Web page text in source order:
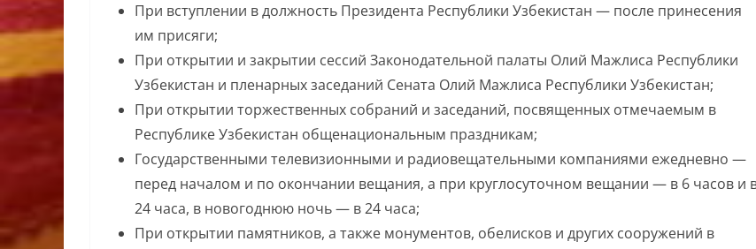
При вступлении в должность Президента Республики Узбекистан — после принесения
им присяги;
При открытии и закрытии сессий Законодательной палаты Олий Мажлиса Республики
Узбекистан и пленарных заседаний Сената Олий Мажлиса Республики Узбекистан;
При открытии торжественных собраний и заседаний, посвященных отмечаемым в
Республике Узбекистан общенациональным праздникам;
Государственными телевизионными и радиовещательными компаниями ежедневно —
перед началом и по окончании вещания, а при круглосуточном вещании — в 6 часов и
24 часа, в новогоднюю ночь — в 24 часа;
При открытии памятников, а также монументов, обелисков и других сооружений в